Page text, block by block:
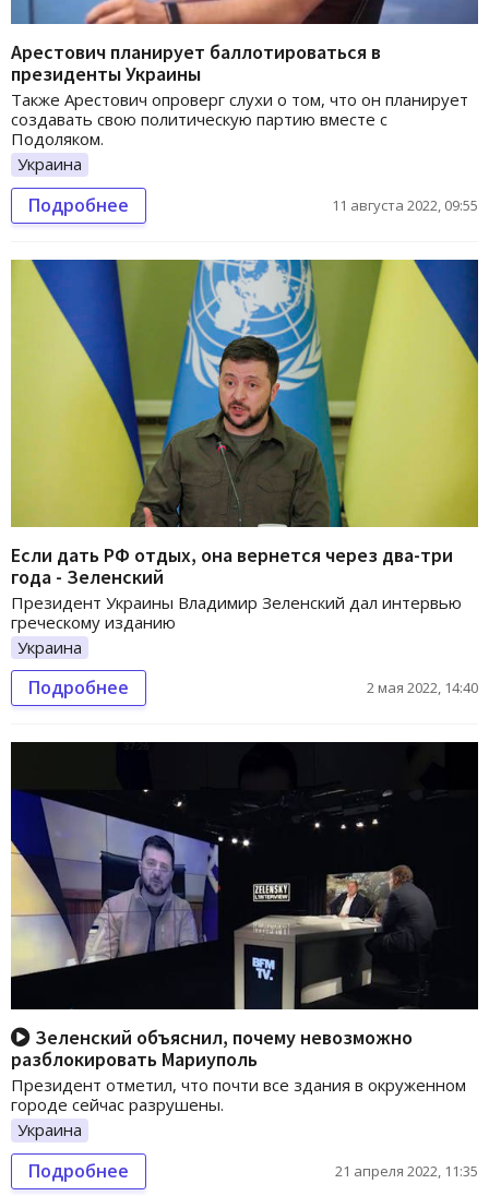
Арестович планирует баллотироваться в
президенты Украины
Также Арестович опроверг слухи о том, что он планирует
создавать свою политическую партию вместе с
Подоляком.
Украина
Подробнее 11 августа 2022, 09:55
Если дать РФ отдых, она вернется через два-три
года - Зеленский
Президент Украины Владимир Зеленский дал интервью
греческому изданию
Украина
Подробнее 2 мая 2022, 14:40
Зеленский объяснил, почему невозможно
разблокировать Мариуполь
Президент отметил, что почти все здания в окруженном
городе сейчас разрушены.
Украина
Подробнее 21 апреля 2022, 11:35